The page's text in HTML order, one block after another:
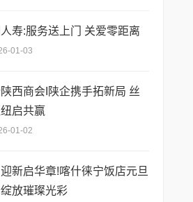
寿:服务送上门 关爱零距离
01-03
西商会I陕企携手拓新局 丝
启共赢
01-02
新启华章!喀什徕宁饭店元旦
放璀璨光彩